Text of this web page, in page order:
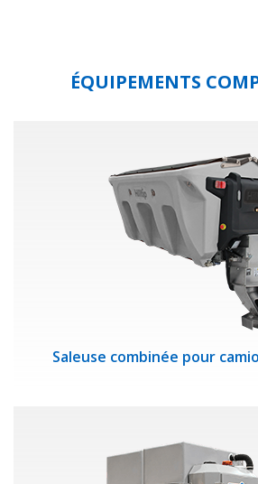
ÉQUIPEMENTS
Saleuse combinée pour